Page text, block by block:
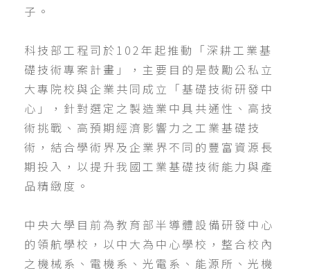
子。
科技部工程司於102年起推動「深耕工業基
礎技術專案計畫」，主要目的是鼓勵公私立
大專院校與企業共同成立「基礎技術研發中
心」，針對選定之製造業中具共通性、高技
術挑戰、高預期經濟影響力之工業基礎技
術，結合學術界及企業界不同的豐富資源長
期投入，以提升我國工業基礎技術能力與產
品精緻度。
中央大學目前為教育部半導體設備研發中心
的領航學校，以中大為中心學校，整合校內
之機械系、電機系、光電系、能源所、光機